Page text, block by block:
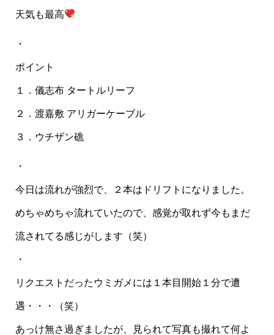
天気も最高
・
ポイント
１．儀志布 タートルリーフ
２．渡嘉敷 アリガーケーブル
３．ウチザン礁
・
今日は流れが強烈で、２本はドリフトになりました。
めちゃめちゃ流れていたので、感覚が取れず今もまだ
流されてる感じがします（笑）
・
リクエストだったウミガメには１本目開始１分で遭
遇・・・（笑）
あっけ無さ過ぎましたが、見られて写真も撮れて何よ